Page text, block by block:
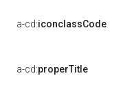
a-cd:iconclassCode
a-cd:properTitle